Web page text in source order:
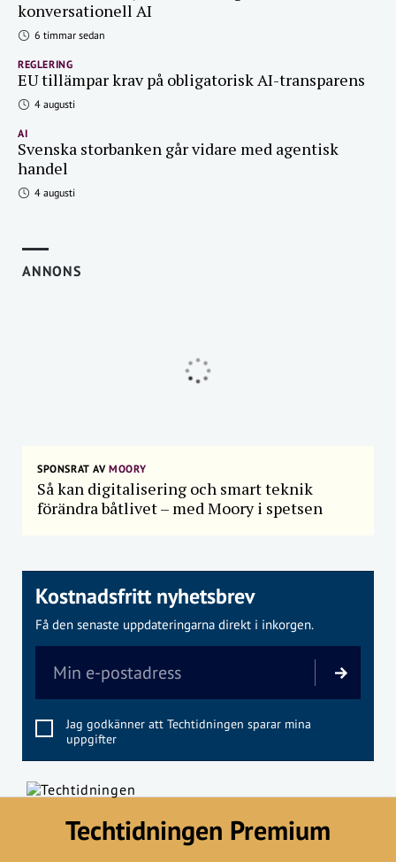
konversationell AI
6 timmar sedan
REGLERING
EU tillämpar krav på obligatorisk AI-transparens
4 augusti
AI
Svenska storbanken går vidare med agentisk
handel
4 augusti
ANNONS
SPONSRAT AVMOORY
Så kan digitalisering och smart teknik
förändra båtlivet – med Moory i spetsen
Kostnadsfritt nyhetsbrev
Få den senaste uppdateringarna direkt i inkorgen.
Jag godkänner att Techtidningen sparar mina
uppgifter
Techtidningen Premium